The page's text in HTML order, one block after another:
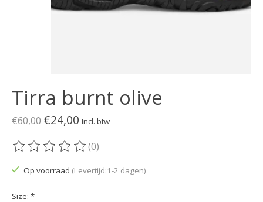
Tirra burnt olive
€60,00 €24,00 Incl. btw
De beoordeling van dit product is
(0)
Op voorraad (Levertijd:1-2 dagen)
Size: *